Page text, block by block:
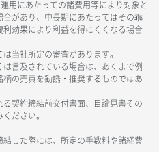
用にあたっての諸費用等により対象と
があり、中長期にあたってはその乖
効果により利益を得にくくなる場合
当社所定の審査があります。
言及されている場合は、あくまで例
の売買を勧誘・推奨するものではあ
る契約締結前交付書面、目論見書その
ださい。
結した際には、所定の手数料や諸経費